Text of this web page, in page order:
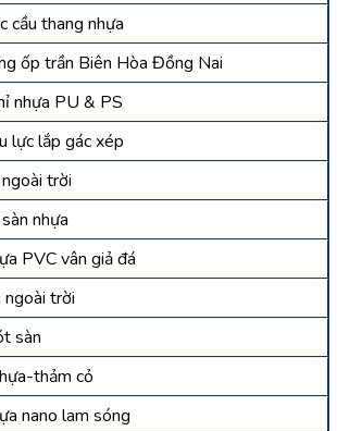
cầu thang nhựa
ốp trần Biên Hòa Đồng Nai
nhựa PU & PS
lực lắp gác xép
trời
nhựa
PVC vân giả đá
ngoài trời
sàn
thảm cỏ
nano lam sóng